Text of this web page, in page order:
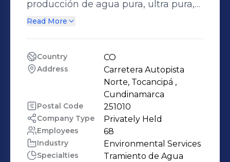
producción de agua pura, ultra pura,
reúso de efluentes y fabricación de
Colombia y presencia en México,
diseñamos, ejecutamos y operamos
proyectos altamente confiables,
respaldados por un equipo técnico
con formación en diferentes
disciplinas de la ingeniería incluida la
gestión de proyectos bajo estándares
Read More
Country CO
Address
Carretera Autopista
Norte, Tocancipá ,
Cundinamarca
Postal Code 251010
Company Type Privately Held
Employees 68
Industry Environmental Services
Specialties
Tramiento de Agua